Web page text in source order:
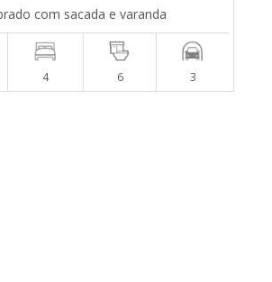
com sacada e varanda
4 6 3